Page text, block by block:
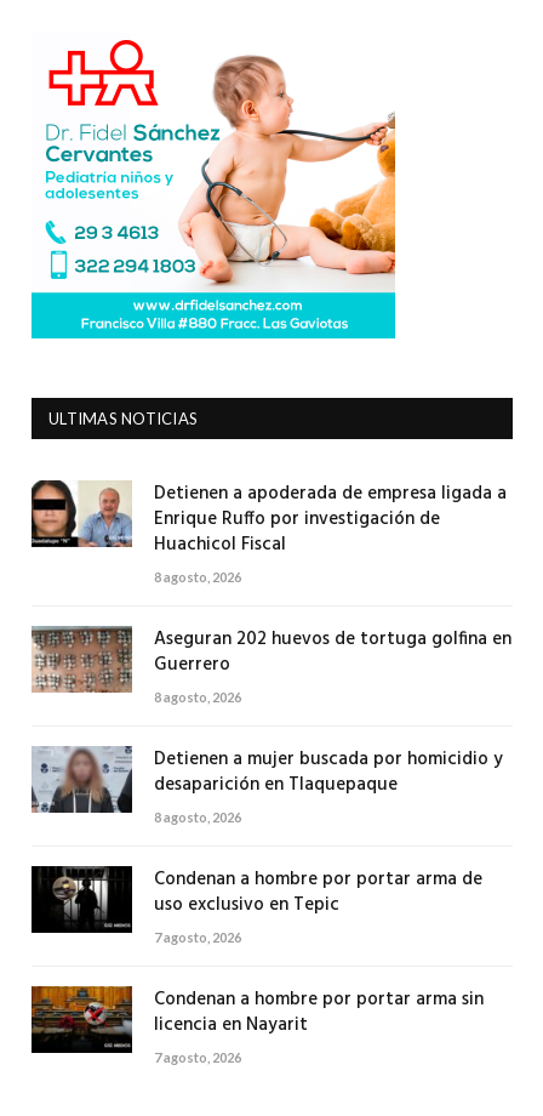
ULTIMAS NOTICIAS
Detienen a apoderada de empresa ligada a
Enrique Ruffo por investigación de
Huachicol Fiscal
8 agosto, 2026
Aseguran 202 huevos de tortuga golfina en
Guerrero
8 agosto, 2026
Detienen a mujer buscada por homicidio y
desaparición en Tlaquepaque
8 agosto, 2026
Condenan a hombre por portar arma de
uso exclusivo en Tepic
7 agosto, 2026
Condenan a hombre por portar arma sin
licencia en Nayarit
7 agosto, 2026